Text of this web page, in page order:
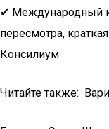
✔ Международный
пересмотра,
Консилиум
Читайте также: